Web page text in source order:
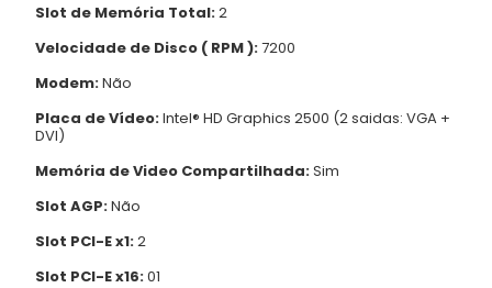
Slot de Memória Total:2
Velocidade de Disco ( RPM ):7200
Modem:Não
Placa de Vídeo:Intel® HD Graphics 2500 (2 saidas: VGA +
DVI)
Memória de Video Compartilhada:Sim
Slot AGP:Não
Slot PCI-E x1:2
Slot PCI-E x16:01